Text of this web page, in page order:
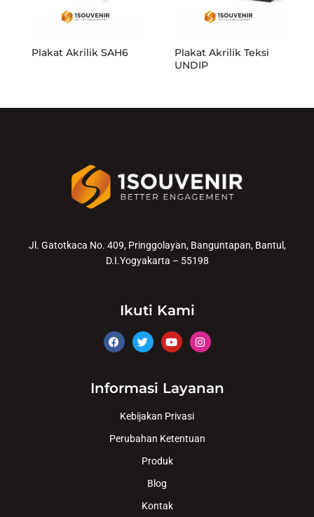
Plakat Akrilik SAH6
Plakat Akrilik Teksi
UNDIP
Jl. Gatotkaca No. 409, Pringgolayan, Banguntapan, Bantul,
D.I.Yogyakarta – 55198
Ikuti Kami
Informasi Layanan
Kebijakan Privasi
Perubahan Ketentuan
Produk
Blog
Kontak